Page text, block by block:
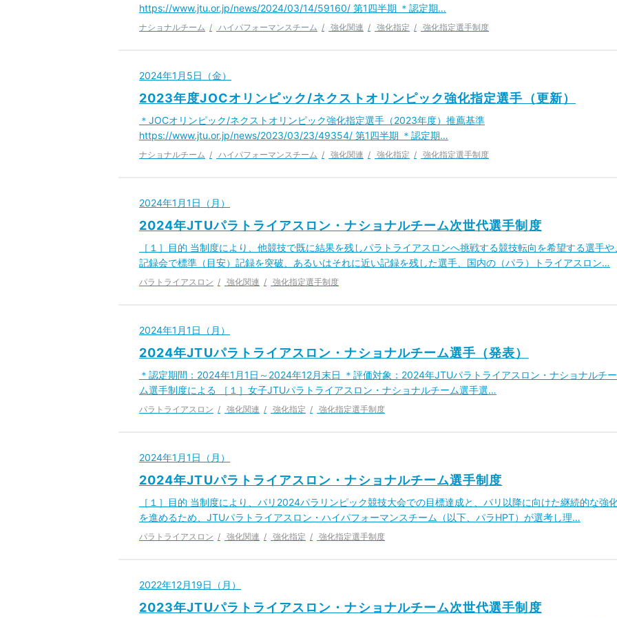
https://www.jtu.or.jp/news/2024/03/14/59160/ 第1四半期 ＊認定期…
ナショナルチーム ハイパフォーマンスチーム 強化関連 強化指定 強化指定選手制度
2024年1月5日（金）
2023年度JOCオリンピック/ネクストオリンピック強化指定選手（更新）
＊JOCオリンピック/ネクストオリンピック強化指定選手（2023年度）推薦基準
https://www.jtu.or.jp/news/2023/03/23/49354/ 第1四半期 ＊認定期…
ナショナルチーム ハイパフォーマンスチーム 強化関連 強化指定 強化指定選手制度
2024年1月1日（月）
2024年JTUパラトライアスロン・ナショナルチーム次世代選手制度
［１］目的 当制度により、他競技で既に結果を残しパラトライアスロンへ挑戦する競技転向を希望する選手や
記録会で標準（目安）記録を突破、あるいはそれに近い記録を残した選手、国内の（パラ）トライアスロン…
パラトライアスロン 強化関連 強化指定選手制度
2024年1月1日（月）
2024年JTUパラトライアスロン・ナショナルチーム選手（発表）
＊認定期間：2024年1月1日～2024年12月末日 ＊評価対象：2024年JTUパラトライアスロン・ナショナルチー
ム選手制度による ［１］女子JTUパラトライアスロン・ナショナルチーム選手選…
パラトライアスロン 強化関連 強化指定 強化指定選手制度
2024年1月1日（月）
2024年JTUパラトライアスロン・ナショナルチーム選手制度
［１］目的 当制度により、パリ2024パラリンピック競技大会での目標達成と、パリ以降に向けた継続的な強
を進めるため、JTUパラトライアスロン・ハイパフォーマンスチーム（以下、パラHPT）が選考し理…
パラトライアスロン 強化関連 強化指定 強化指定選手制度
2022年12月19日（月）
2023年JTUパラトライアスロン・ナショナルチーム次世代選手制度